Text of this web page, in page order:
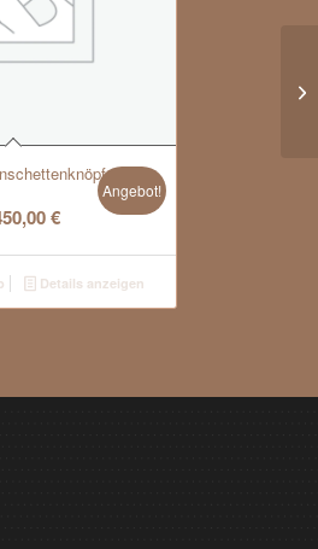
€
€Aktueller
ist:
1.450,00 €.
Angebot!
Details anzeigen